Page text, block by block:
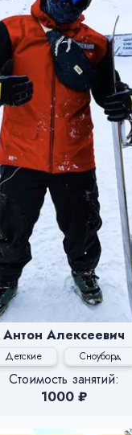
Антон Алексеевич
Детские Сноуборд
Стоимость занятий:
1000 ₽